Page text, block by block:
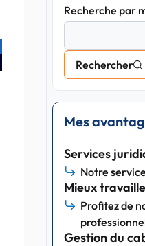
Recherche par
Rechercher
Mes
Services
Notre
Mieux
Profitez de
Gestion du